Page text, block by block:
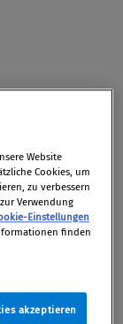
Ein
darauf eine
war.
Website
Cookies, um
zu verbessern
Verwendung
Einstellungen
finden
akzeptieren